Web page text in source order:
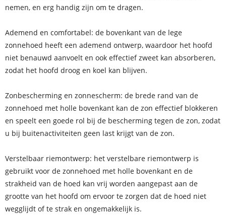
nemen, en erg handig zijn om te dragen.
Ademend en comfortabel: de bovenkant van de lege
zonnehoed heeft een ademend ontwerp, waardoor het hoofd
niet benauwd aanvoelt en ook effectief zweet kan absorberen,
zodat het hoofd droog en koel kan blijven.
Zonbescherming en zonnescherm: de brede rand van de
zonnehoed met holle bovenkant kan de zon effectief blokkeren
en speelt een goede rol bij de bescherming tegen de zon, zodat
u bij buitenactiviteiten geen last krijgt van de zon.
Verstelbaar riemontwerp: het verstelbare riemontwerp is
gebruikt voor de zonnehoed met holle bovenkant en de
strakheid van de hoed kan vrij worden aangepast aan de
grootte van het hoofd om ervoor te zorgen dat de hoed niet
wegglijdt of te strak en ongemakkelijk is.